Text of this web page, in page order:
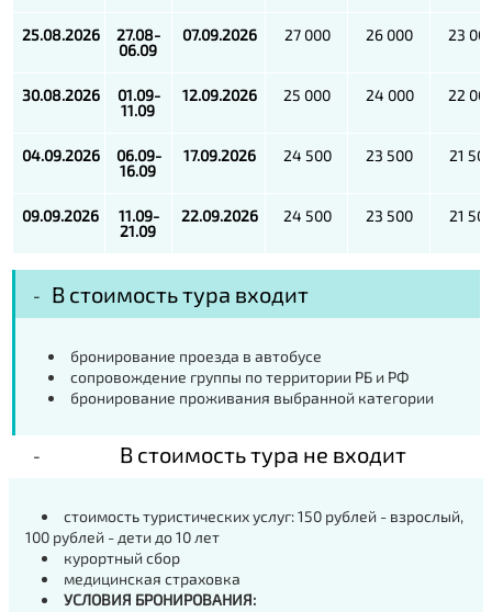
25.08.2026
27.08-
06.09
07.09.2026 27 000 26 000 23
30.08.2026
01.09-
11.09
12.09.2026 25 000 24 000 22
04.09.2026
06.09-
16.09
17.09.2026 24 500 23 500 21
09.09.2026
11.09-
21.09
22.09.2026 24 500 23 500 21
В стоимость тура входит
бронирование проезда в автобусе
сопровождение группы по территории РБ и РФ
бронирование проживания выбранной категории
В стоимость тура не входит
стоимость туристических услуг: 150 рублей - взрослый,
100 рублей - дети до 10 лет
курортный сбор
медицинская страховка
УСЛОВИЯ БРОНИРОВАНИЯ: